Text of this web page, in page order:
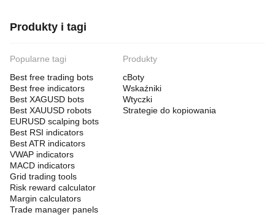
Produkty i tagi
Popularne tagi
Best free trading bots
Best free indicators
Best XAGUSD bots
Best XAUUSD robots
EURUSD scalping bots
Best RSI indicators
Best ATR indicators
VWAP indicators
MACD indicators
Grid trading tools
Risk reward calculator
Margin calculators
Trade manager panels
Produkty
cBoty
Wskaźniki
Wtyczki
Strategie do kopiowania